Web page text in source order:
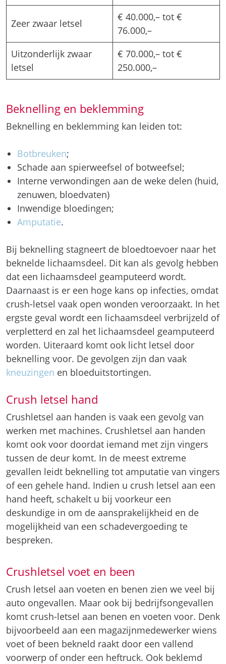
Zeer zwaar letsel
€ 40.000,– tot €
76.000,–
Uitzonderlijk zwaar
letsel
€ 70.000,– tot €
250.000,–
Beknelling en beklemming
Beknelling en beklemming kan leiden tot:
Botbreuken;
Schade aan spierweefsel of botweefsel;
Interne verwondingen aan de weke delen (huid,
zenuwen, bloedvaten)
Inwendige bloedingen;
Amputatie.
Bij beknelling stagneert de bloedtoevoer naar het
beknelde lichaamsdeel. Dit kan als gevolg hebben
dat een lichaamsdeel geamputeerd wordt.
Daarnaast is er een hoge kans op infecties, omdat
crush-letsel vaak open wonden veroorzaakt. In het
ergste geval wordt een lichaamsdeel verbrijzeld of
verpletterd en zal het lichaamsdeel geamputeerd
worden. Uiteraard komt ook licht letsel door
beknelling voor. De gevolgen zijn dan vaak
kneuzingen en bloeduitstortingen.
Crush letsel hand
Crushletsel aan handen is vaak een gevolg van
werken met machines. Crushletsel aan handen
komt ook voor doordat iemand met zijn vingers
tussen de deur komt. In de meest extreme
gevallen leidt beknelling tot amputatie van vingers
of een gehele hand. Indien u crush letsel aan een
hand heeft, schakelt u bij voorkeur een
deskundige in om de aansprakelijkheid en de
mogelijkheid van een schadevergoeding te
bespreken.
Crushletsel voet en been
Crush letsel aan voeten en benen zien we veel bij
auto ongevallen. Maar ook bij bedrijfsongevallen
komt crush-letsel aan benen en voeten voor. Denk
bijvoorbeeld aan een magazijnmedewerker wiens
voet of been bekneld raakt door een vallend
voorwerp of onder een heftruck. Ook beklemd